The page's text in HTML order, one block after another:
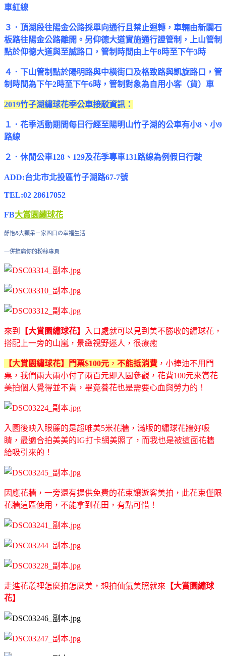
車紅線
３．頂湖段往陽金公路採單向通行且禁止迴轉，車輛由新闢石
板路往陽金公路離開。另仰德大道實施通行證管制，上山管制
點於仰德大道與至誠路口，管制時間由上午8時至下午3時
４．下山管制點於陽明路與中橫街口及格致路與凱旋路口，管
制時間為下午2時至下午6時，管制對象為自用小客（貨）車
2019竹子湖繡球花季公車接駁資訊：
１．花季活動期間每日行經至陽明山竹子湖的公車有小8、小9
路線
２．休閒公車128、129及花季專車131路線為例假日行駛
ADD:台北市北投區竹子湖路67-7號
TEL:02 28617052
FB大賞園繡球花
靜怡&大顆呆ㄧ家四口の幸福生活
一併推廣你的粉絲專頁
來到 【大賞園繡球花】
入口處就可以見到美不勝收的繡球花，
搭配上一旁的山嵐，景緻視野迷人，很療癒
【大賞園繡球花】門票$100元 ， 不能抵消費 ，小捧油不用門
票，我們兩大兩小付了兩百元即入園參觀，花費100元來賞花
美拍個人覺得並不貴，畢竟養花也是需要心血與勞力的！
入園後映入眼簾的是超唯美5米花牆，滿版的繡球花牆好吸
睛，最適合拍美美的IG打卡網美照了，而我也是被這面花牆
給吸引來的！
因應花牆，一旁還有提供免費的花束讓遊客美拍，此花束僅限
花牆這區使用，不能拿到花田，有點可惜！
走進花叢裡怎麼拍怎麼美，想拍仙氣美照就來 【大賞園繡球
花】